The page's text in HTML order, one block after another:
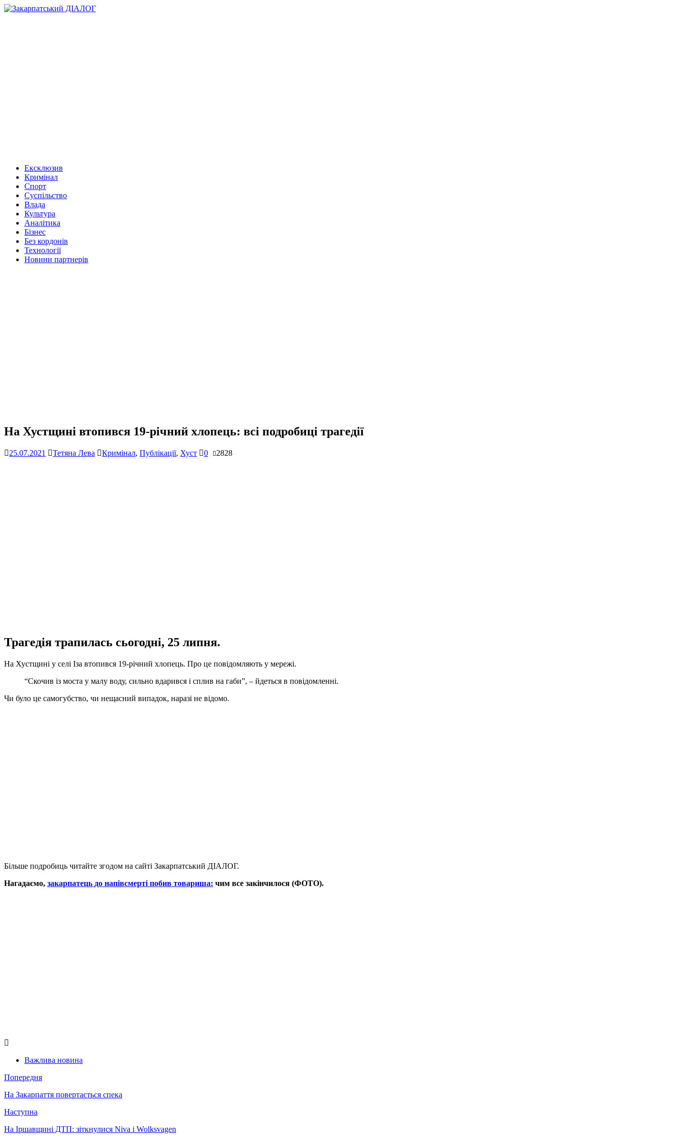
Ексклюзив
Кримінал
Спорт
Суспільство
Влада
Культура
Аналітика
Бізнес
Без кордонів
Технології
Новини партнерів
На Хустщині втопився 19-річний хлопець: всі подробиці трагедії
25.07.2021 Тетяна Лева Кримінал, Публікації, Хуст 0 2828
Трагедія трапилась сьогодні, 25 липня.
На Хустщині у селі Іза втопився 19-річний хлопець. Про це повідомляють у мережі.
“Скочив із моста у малу воду, сильно вдарився і сплив на габи”, – йдеться в повідомленні.
Чи було це самогубство, чи нещасний випадок, наразі не відомо.
Більше подробиць читайте згодом на сайті Закарпатський ДІАЛОГ.
Нагадаємо, закарпатець до напівсмерті побив товариша: чим все закінчилося (ФОТО).
Важлива новина
Попередня
На Закарпаття повертається спека
Наступна
На Іршавщині ДТП: зіткнулися Niva і Wolksvagen